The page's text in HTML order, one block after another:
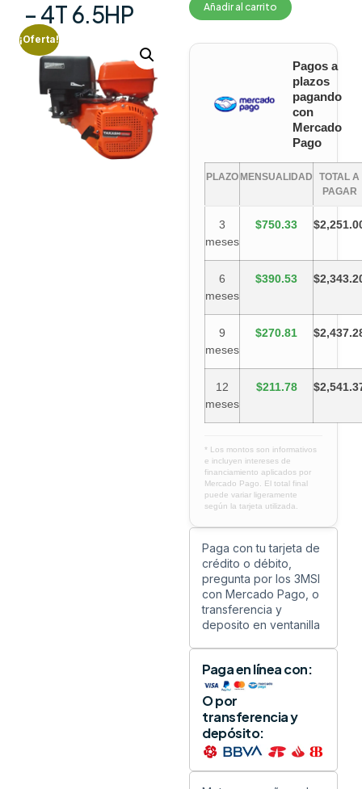
– 4T 6.5HP
¡Oferta!
Añadir al carrito
Pagos a
plazos
pagando
con
Mercado
Pago
PLAZO MENSUALIDAD
TOTAL A
PAGAR
3
meses
$750.33
6
meses
$390.53
9
meses
$270.81
12
meses
$211.78
* Los montos son informativos
e incluyen intereses de
financiamiento aplicados por
Mercado Pago. El total final
puede variar ligeramente
según la tarjeta utilizada.
Paga con tu tarjeta de
crédito o débito,
pregunta por los 3MSI
con Mercado Pago, o
transferencia y
deposito en ventanilla
Paga en línea con:
O por
transferencia y
depósito: